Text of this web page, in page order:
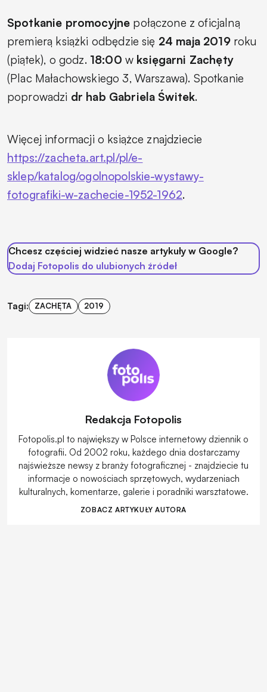
Spotkanie promocyjne połączone z oficjalną
premierą książki odbędzie się 24 maja 2019roku
(piątek), o godz. 18:00 w księgarni Zachęty
(Plac Małachowskiego 3, Warszawa). Spotkanie
poprowadzi dr hab Gabriela Świtek.
Więcej informacji o książce znajdziecie
https://zacheta.art.pl/pl/e-
sklep/katalog/ogolnopolskie-wystawy-
fotografiki-w-zachecie-1952-1962.
Chcesz częściej widzieć nasze artykuły w Google?
Dodaj Fotopolis do ulubionych źródeł
Tagi: ZACHĘTA 2019
Redakcja Fotopolis
Fotopolis.pl to największy w Polsce internetowy dziennik o
fotografii. Od 2002 roku, każdego dnia dostarczamy
najświeższe newsy z branży fotograficznej - znajdziecie tu
informacje o nowościach sprzętowych, wydarzeniach
kulturalnych, komentarze, galerie i poradniki warsztatowe.
ZOBACZ ARTYKUŁY AUTORA